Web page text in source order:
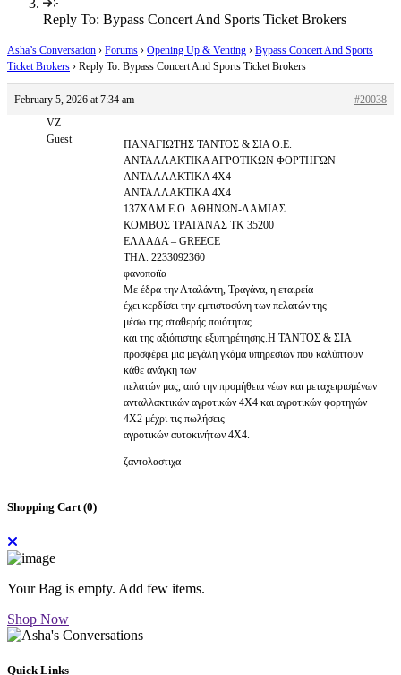
Reply To: Bypass Concert And Sports Ticket Brokers
Asha’s Conversation › Forums › Opening Up & Venting › Bypass Concert And Sports
Ticket Brokers › Reply To: Bypass Concert And Sports Ticket Brokers
February 5, 2026 at 7:34 am
#20038
VZ
Guest
ΠΑΝΑΓΙΩΤΗΣ ΤΑΝΤΟΣ & ΣΙΑ Ο.Ε.
ΑΝΤΑΛΛΑΚΤΙΚΑ ΑΓΡΟΤΙΚΩΝ ΦΟΡΤΗΓΩΝ
ΑΝΤΑΛΛΑΚΤΙΚΑ 4Χ4
ΑΝΤΑΛΛΑΚΤΙΚΑ 4Χ4
137ΧΛΜ Ε.Ο. ΑΘΗΝΩΝ-ΛΑΜΙΑΣ
ΚΟΜΒΟΣ ΤΡΑΓΑΝΑΣ ΤΚ 35200
ΕΛΛΑΔΑ – GREECE
ΤΗΛ. 2233092360
φανοποιϊα
Με έδρα την Αταλάντη, Τραγάνα, η εταιρεία
έχει κερδίσει την εμπιστοσύνη των πελατών της
μέσω της σταθερής ποιότητας
και της αξιόπιστης εξυπηρέτησης.Η ΤΑΝΤΟΣ & ΣΙΑ
προσφέρει μια μεγάλη γκάμα υπηρεσιών που καλύπτουν
κάθε ανάγκη των
πελατών μας, από την προμήθεια νέων και μεταχειρισμένων
ανταλλακτικών αγροτικών 4Χ4 και αγροτικών φορτηγών
4Χ2 μέχρι τις πωλήσεις
αγροτικών αυτοκινήτων 4Χ4.
ζαντολαστιχα
Shopping Cart (0)
Your Bag is empty. Add few items.
Shop Now
Quick Links